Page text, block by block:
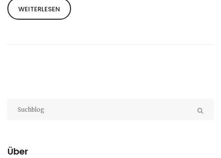
es wichtig, dass Sie die Größe und Passform
berücksichtigen. Ein Trikot sollte eng anliegen,
WEITERLESEN
Über